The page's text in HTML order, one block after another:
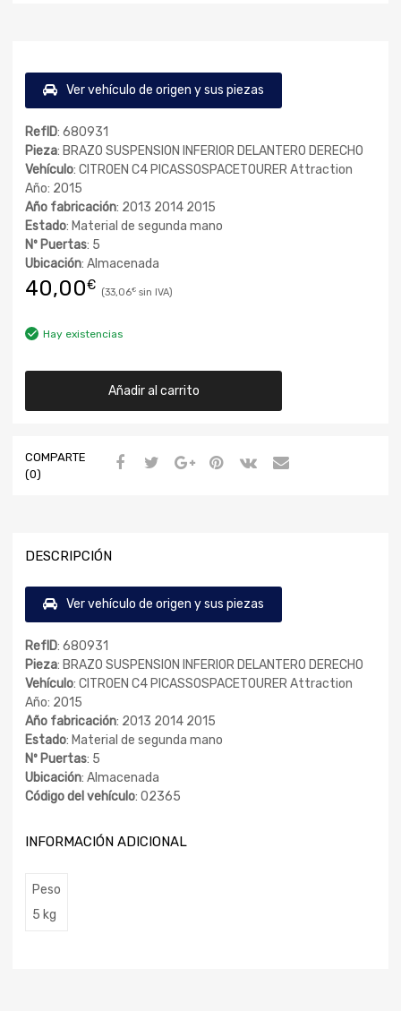
Ver vehículo de origen y sus piezas
RefID: 680931
Pieza: BRAZO SUSPENSION INFERIOR DELANTERO DERECHO
Vehículo: CITROEN C4 PICASSOSPACETOURER Attraction
Año: 2015
Año fabricación: 2013 2014 2015
Estado: Material de segunda mano
Nº Puertas: 5
Ubicación: Almacenada
40,00€ 33,06€
Hay existencias
Añadir al carrito
COMPARTE
(0)
DESCRIPCIÓN
Ver vehículo de origen y sus piezas
RefID: 680931
Pieza: BRAZO SUSPENSION INFERIOR DELANTERO DERECHO
Vehículo: CITROEN C4 PICASSOSPACETOURER Attraction
Año: 2015
Año fabricación: 2013 2014 2015
Estado: Material de segunda mano
Nº Puertas: 5
Ubicación: Almacenada
Código del vehículo: 02365
INFORMACIÓN ADICIONAL
Peso
5 kg